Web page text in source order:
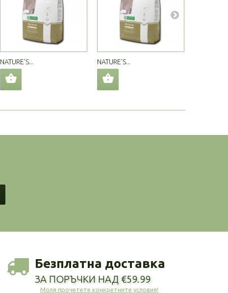
NATURE'S... NATURE'S...
Безплатна доставка
ЗА ПОРЪЧКИ НАД €59.99
Моля прочетете конкретните условия!